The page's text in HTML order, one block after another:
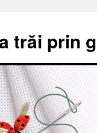
trăi prin